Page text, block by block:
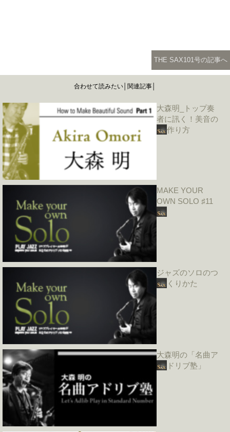
THE SAX101号の記事へ
合わせて読みたい│関連記事│
大森明_トップ奏
者に訊く！美音の
作り方
MAKE YOUR
OWN SOLO ♯11
ジャズのソロのつ
くりかた
大森明の「名曲ア
ドリブ塾」